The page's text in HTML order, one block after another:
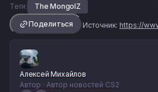
Теги:
The MongolZ
Поделиться
Источник: https://
Алексей Михайлов
Автор · Автор новостей CS2